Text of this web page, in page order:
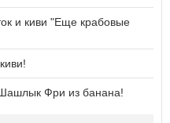
и киви "Еще крабовые
Фри из банана!